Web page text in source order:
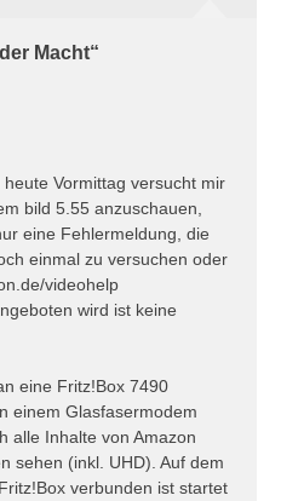
Macht“
Vormittag versucht mir
bild 5.55 anzuschauen,
eine Fehlermeldung, die
einmal zu versuchen oder
videohelp
wird ist keine
eine Fritz!Box 7490
einem Glasfasermodem
alle Inhalte von Amazon
sehen (inkl. UHD). Auf dem
verbunden ist startet